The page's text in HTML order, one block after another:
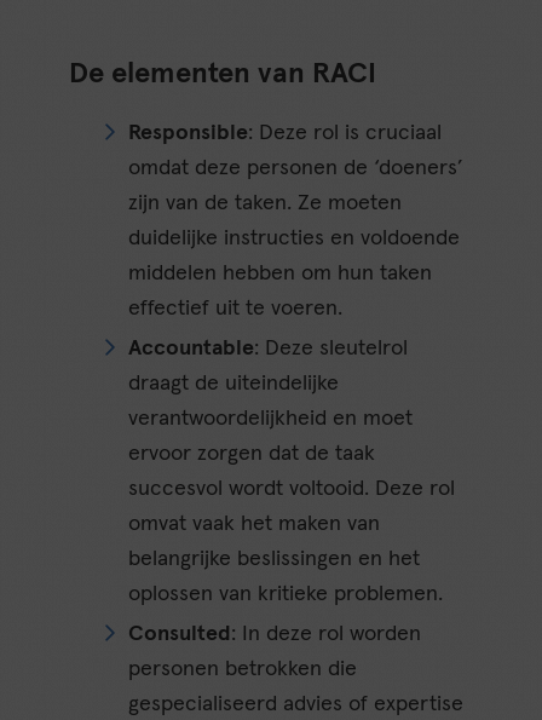
De elementen van RACI
Responsible: Deze rol is cruciaal
omdat deze personen de ‘doeners’
zijn van de taken. Ze moeten
duidelijke instructies en voldoende
middelen hebben om hun taken
effectief uit te voeren.
Accountable: Deze sleutelrol
draagt de uiteindelijke
verantwoordelijkheid en moet
ervoor zorgen dat de taak
succesvol wordt voltooid. Deze rol
omvat vaak het maken van
belangrijke beslissingen en het
oplossen van kritieke problemen.
Consulted : In deze rol worden
personen betrokken die
gespecialiseerd advies of expertise